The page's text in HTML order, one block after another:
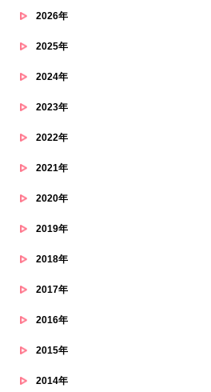
2026年
2025年
2024年
2023年
2022年
2021年
2020年
2019年
2018年
2017年
2016年
2015年
2014年